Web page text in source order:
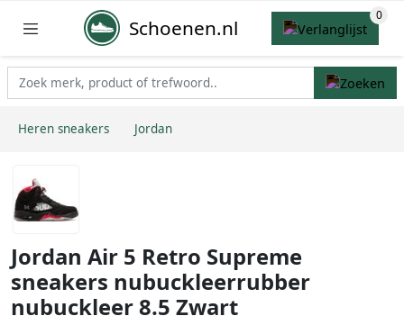
Schoenen.nl
Heren sneakers Jordan
Jordan Air 5 Retro Supreme
sneakers nubuckleerrubber
nubuckleer 8.5 Zwart